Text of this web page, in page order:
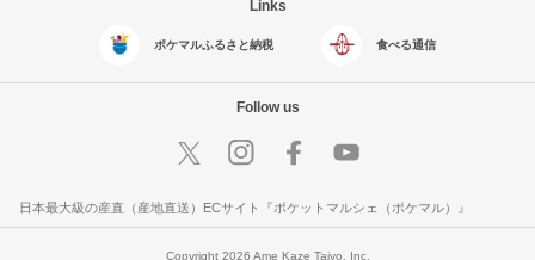
Links
ポケマルふるさと納税 食べる通信
Follow us
日本最大級の産直（産地直送）ECサイト『ポケットマルシェ（ポケマル）』
Copyright 2026 Ame Kaze Taiyo, Inc.